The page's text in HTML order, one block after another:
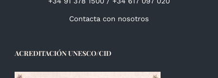
Contacta con nosotros
ACREDITACIÓN UNESCO/CID